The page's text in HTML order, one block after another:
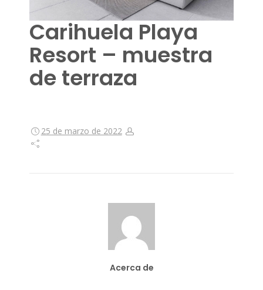
Carihuela Playa
Resort – muestra
de terraza
25 de marzo de 2022
Acerca de